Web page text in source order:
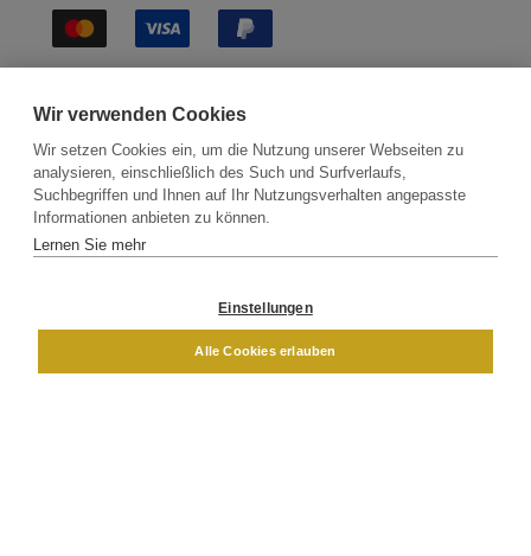
Kontakt Newsletter Partner
Versand
DAMEN
Wir verwenden Cookies
Wir setzen Cookies ein, um die Nutzung unserer Webseiten zu
analysieren, einschließlich des Such und Surfverlaufs,
Suchbegriffen und Ihnen auf Ihr Nutzungsverhalten angepasste
Informationen anbieten zu können.
Lernen Sie mehr
Einstellungen
Alle Cookies erlauben